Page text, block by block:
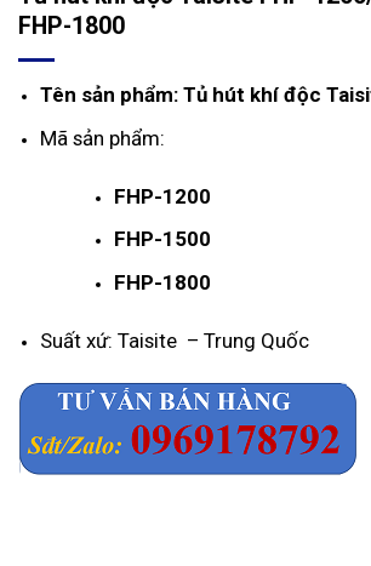
FHP-1800
Tên sản phẩm: Tủ hút khí độc
Mã sản phẩm:
FHP-1200
FHP-1500
FHP-1800
Suất xứ: Taisite – Trung Quốc